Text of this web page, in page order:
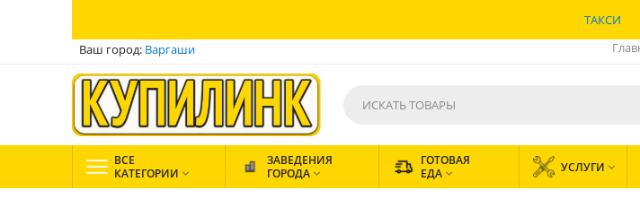
ТАКСИ
Ваш город: Варгаши
ВСЕ
КАТЕГОРИИ 
ЗАВЕДЕНИЯ
ГОРОДА 
ГОТОВАЯ
ЕДА  УСЛУГИ 